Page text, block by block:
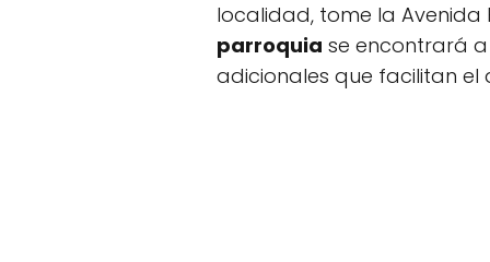
localidad, tome la Avenida
parroquia se encontrará
adicionales que facilitan el